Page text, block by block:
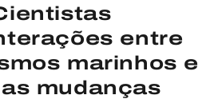
entre
marinhos e
mudanças